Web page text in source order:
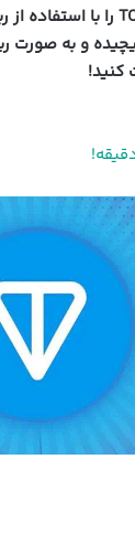
و به صورت
کنید!